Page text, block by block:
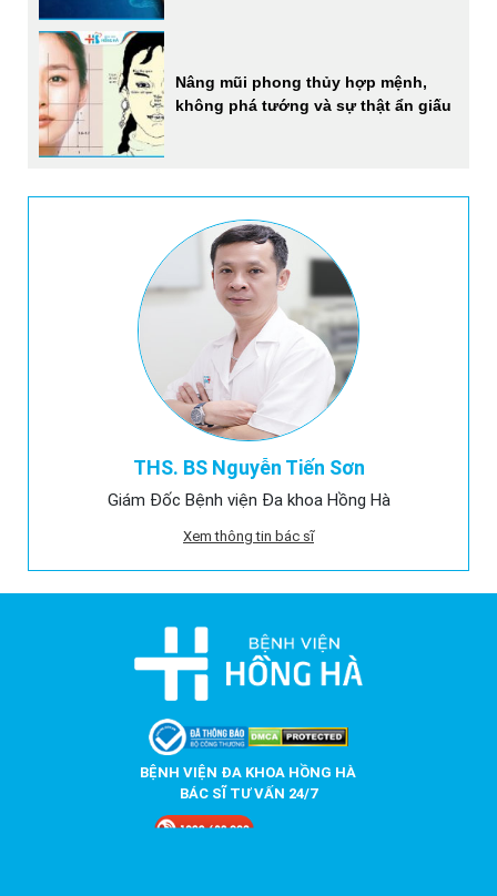
THS. BS Nguyễn Tiến Sơn
Giám Đốc Bệnh viện Đa khoa Hồng Hà
Xem thông tin bác sĩ
Nâng mũi phong thủy hợp mệnh,
không phá tướng và sự thật ẩn giấu
BỆNH VIỆN ĐA KHOA HỒNG HÀ
BÁC SĨ TƯ VẤN 24/7